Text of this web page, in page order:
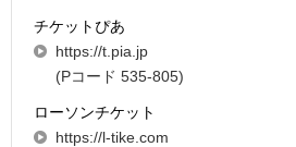
チケットぴあ
https://t.pia.jp
(Pコード 535-805)
ローソンチケット
https://l-tike.com